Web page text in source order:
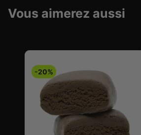
Vous aimerez aussi
-20%